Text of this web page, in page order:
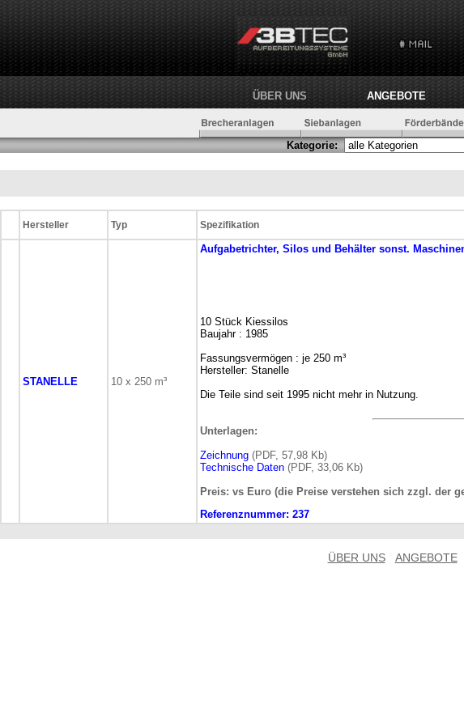
ÜBER UNS ANGEBOTE
Kategorie:
Hersteller Typ Spezifikation
STANELLE 10 x 250 m³
Aufgabetrichter, Silos und Behälter sonst.
10 Stück Kiessilos
Baujahr : 1985
Fassungsvermögen : je 250 m³
Hersteller: Stanelle
Die Teile sind seit 1995 nicht mehr in Nutzung.
Unterlagen:
Zeichnung (PDF, 57,98 Kb)
Technische Daten (PDF, 33,06 Kb)
Preis: vs Euro (die Preise verstehen sich zzgl. der
Referenznummer: 237
ÜBER UNS ANGEBOTE